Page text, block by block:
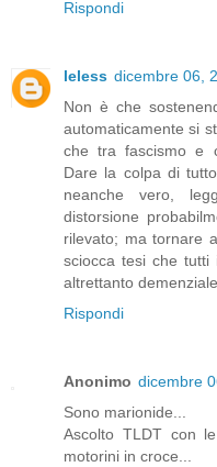
Rispondi
leless dicembre 06,
Non è che
automaticamente si
che tra fascismo e
Dare la colpa di
neanche vero,
distorsione
rilevato; ma tornare
sciocca tesi che
altrettanto demenziale.
Rispondi
Anonimo dicembre
Sono marionide...
Ascolto TLDT con
motorini in croce...